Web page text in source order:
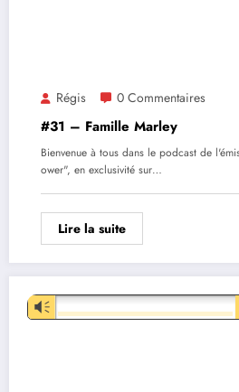
Régis 0 Commentaires
#31 – Famille Marley
Bienvenue à tous dans le podcast de
ower", en exclusivité sur…
Lire la suite
Lecteur
audio
Vm